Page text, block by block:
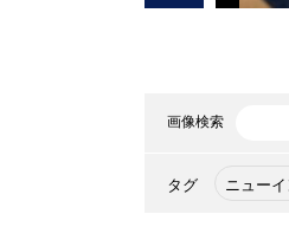
画像検索
タグ ニュー